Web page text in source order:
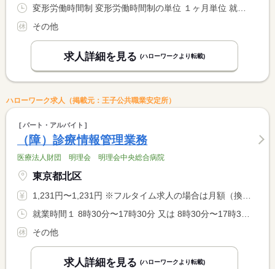
その他
求人詳細を見る (ハローワークより転載)
ハローワーク求人（掲載元：王子公共職業安定所）
パート・アルバイト
（障）診療情報管理業務
医療法人財団 明理会 明理会中央総合病院
東京都北区
1,231円〜1,231円 ※フルタイム求人の場合は月額（換算額）、パート求人の場合は時間額を表示しています。
その他
求人詳細を見る (ハローワークより転載)